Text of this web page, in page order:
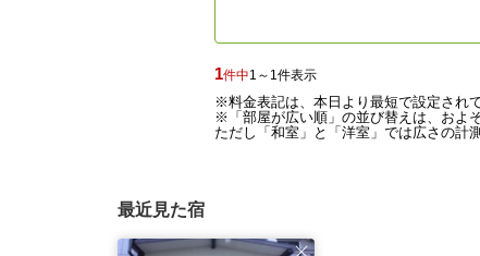
1件中1～1件表示
※料金表記は、本日より最短で設定され
※「部屋が広い順」の並び替えは、およ
ただし「和室」と「洋室」では広さの計
最近見た宿